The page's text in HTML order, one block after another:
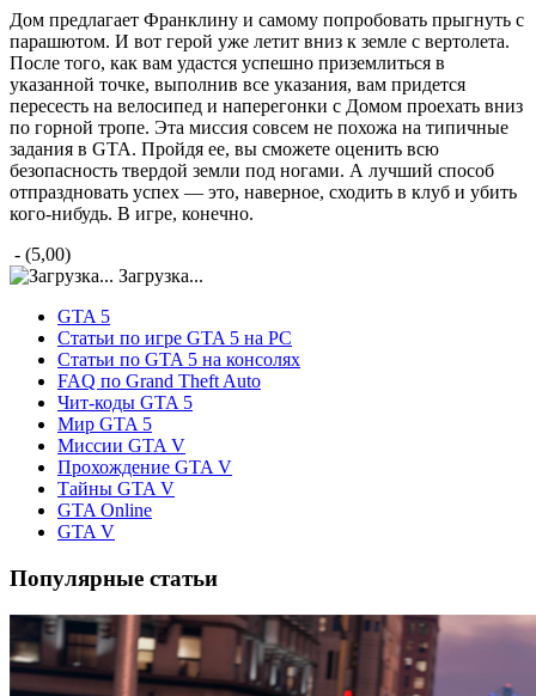
Дом предлагает Франклину и самому попробовать прыгнуть с
парашютом. И вот герой уже летит вниз к земле с вертолета.
После того, как вам удастся успешно приземлиться в
указанной точке, выполнив все указания, вам придется
пересесть на велосипед и наперегонки с Домом проехать вниз
по горной тропе. Эта миссия совсем не похожа на типичные
задания в GTA. Пройдя ее, вы сможете оценить всю
безопасность твердой земли под ногами. А лучший способ
отпраздновать успех — это, наверное, сходить в клуб и убить
кого-нибудь. В игре, конечно.
- (5,00)
Загрузка...
GTA 5
Статьи по игре GTA 5 на PC
Статьи по GTA 5 на консолях
FAQ по Grand Theft Auto
Чит-коды GTA 5
Мир GTA 5
Миссии GTA V
Прохождение GTA V
Тайны GTA V
GTA Online
GTA V
Популярные статьи